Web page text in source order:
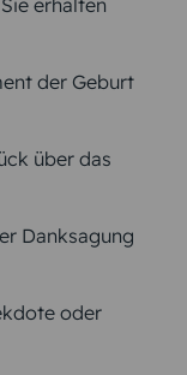
der Geburt
über das
Danksagung
oder